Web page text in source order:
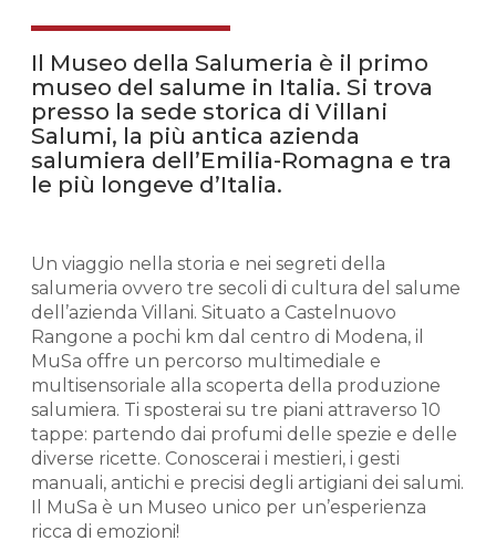
Il Museo della Salumeria è il primo
museo del salume in Italia. Si trova
presso la sede storica di Villani
Salumi, la più antica azienda
salumiera dell’Emilia-Romagna e tra
le più longeve d’Italia.
Un viaggio nella storia e nei segreti della
salumeria ovvero tre secoli di cultura del salume
dell’azienda Villani. Situato a Castelnuovo
Rangone a pochi km dal centro di Modena, il
MuSa offre un percorso multimediale e
multisensoriale alla scoperta della produzione
salumiera. Ti sposterai su tre piani attraverso 10
tappe: partendo dai profumi delle spezie e delle
diverse ricette. Conoscerai i mestieri, i gesti
manuali, antichi e precisi degli artigiani dei salumi.
Il MuSa è un Museo unico per un’esperienza
ricca di emozioni!